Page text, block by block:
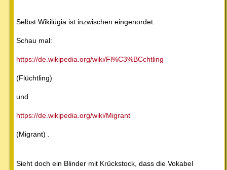
Selbst Wikilügia ist inzwischen eingenordet.
Schau mal:
https://de.wikipedia.org/wiki/Fl%C3%BCchtling
(Flüchtling)
und
https://de.wikipedia.org/wiki/Migrant
(Migrant) .
Sieht doch ein Blinder mit Krückstock, dass die Vokabel